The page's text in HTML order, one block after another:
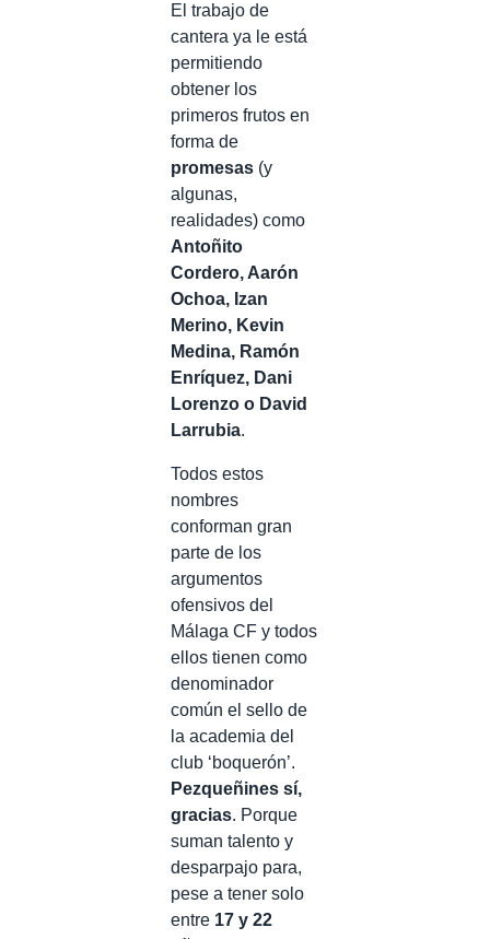
El trabajo de
cantera ya le está
permitiendo
obtener los
primeros frutos en
forma de
promesas (y
algunas,
realidades) como
Antoñito
Cordero, Aarón
Ochoa, Izan
Merino, Kevin
Medina, Ramón
Enríquez, Dani
Lorenzo o David
Larrubia.
Todos estos
nombres
conforman gran
parte de los
argumentos
ofensivos del
Málaga CF y todos
ellos tienen como
denominador
común el sello de
la academia del
club ‘boquerón’.
Pezqueñines sí,
gracias. Porque
suman talento y
desparpajo para,
pese a tener solo
entre 17 y 22